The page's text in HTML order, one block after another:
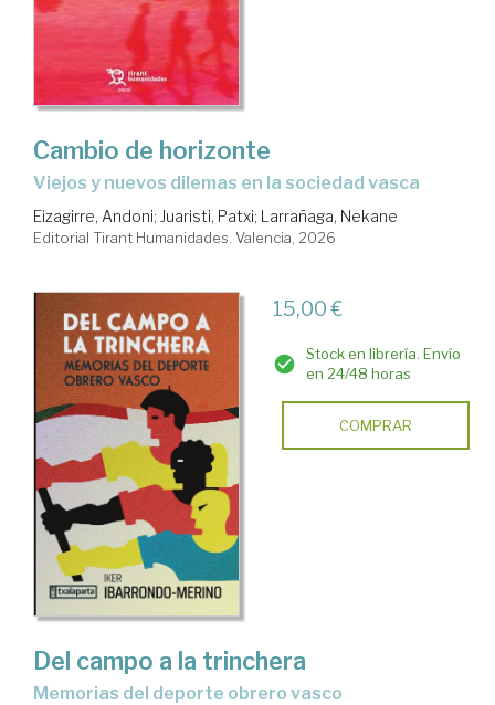
Cambio de horizonte
Viejos y nuevos dilemas en la sociedad vasca
Eizagirre, Andoni; Juaristi, Patxi; Larrañaga, Nekane
Editorial Tirant Humanidades. Valencia, 2026
15,00 €
Stock en librería. Envío
en 24/48 horas
COMPRAR
Del campo a la trinchera
Memorias del deporte obrero vasco